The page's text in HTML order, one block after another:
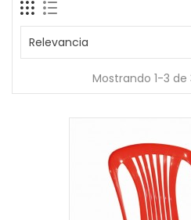
Relevancia
Mostrando 1-3